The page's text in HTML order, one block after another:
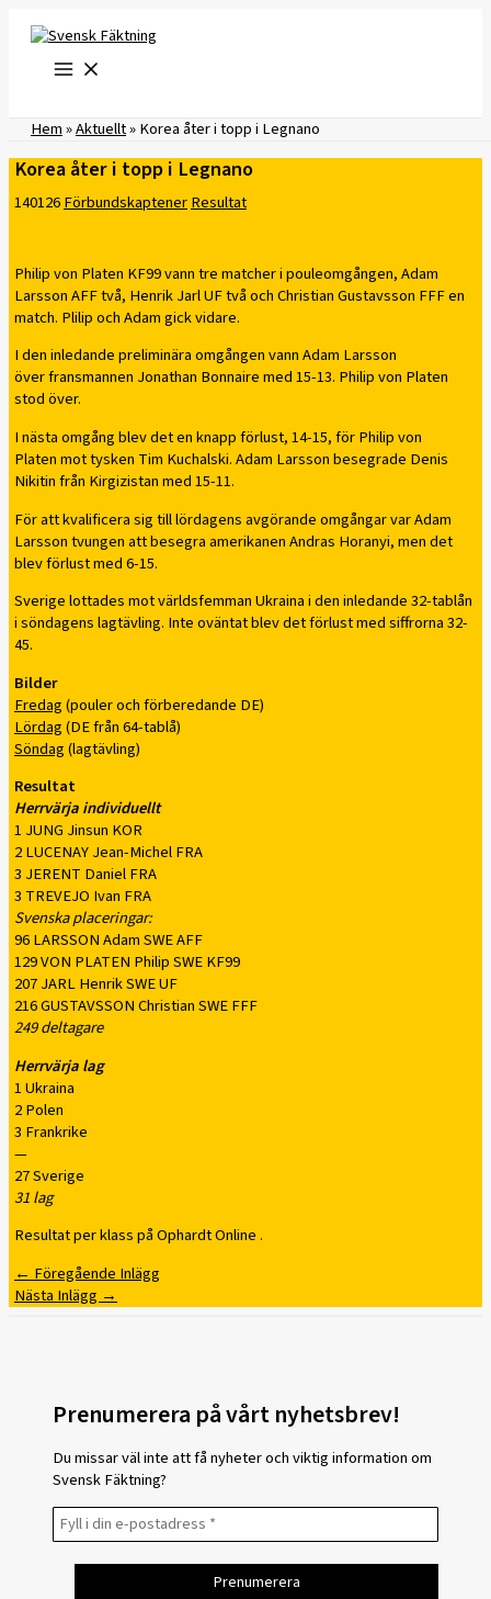
innehåll
Hem»Aktuellt»Korea åter i topp i Legnano
Korea åter i topp i Legnano
140126FörbundskaptenerResultat
Philip von Platen KF99 vann tre matcher i pouleomgången, Adam
Larsson AFF två, Henrik Jarl UF två och Christian Gustavsson FFF en
match. Plilip och Adam gick vidare.
I den inledande preliminära omgången vann Adam Larsson
över fransmannen Jonathan Bonnaire med 15-13. Philip von Platen
stod över.
I nästa omgång blev det en knapp förlust, 14-15, för Philip von
Platen mot tysken Tim Kuchalski. Adam Larsson besegrade Denis
Nikitin från Kirgizistan med 15-11.
För att kvalificera sig till lördagens avgörande omgångar var Adam
Larsson tvungen att besegra amerikanen Andras Horanyi, men det
blev förlust med 6-15.
Sverige lottades mot världsfemman Ukraina i den inledande 32-tablån
i söndagens lagtävling. Inte oväntat blev det förlust med siffrorna 32-
45.
Bilder
Fredag(pouler och förberedande DE)
Lördag(DE från 64-tablå)
Söndag(lagtävling)
Resultat
Herrvärja individuellt
1 JUNG Jinsun KOR
2 LUCENAY Jean-Michel FRA
3 JERENT Daniel FRA
3 TREVEJO Ivan FRA
Svenska placeringar:
96 LARSSON Adam SWE AFF
129 VON PLATEN Philip SWE KF99
207 JARL Henrik SWE UF
216 GUSTAVSSON Christian SWE FFF
249 deltagare
Herrvärja lag
1 Ukraina
2 Polen
3 Frankrike
—
27 Sverige
31 lag
Resultat per klass på Ophardt Online .
← Föregående Inlägg
Nästa Inlägg →
Prenumerera på vårt nyhetsbrev!
Du missar väl inte att få nyheter och viktig information om
Svensk Fäktning?